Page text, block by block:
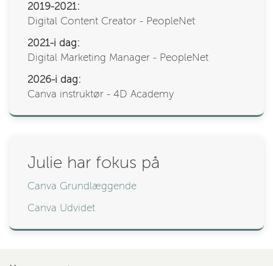
2019-2021:
Digital Content Creator - PeopleNet
2021-i dag:
Digital Marketing Manager - PeopleNet
2026-i dag:
Canva instruktør - 4D Academy
Julie har fokus på
Canva Grundlæggende
Canva Udvidet